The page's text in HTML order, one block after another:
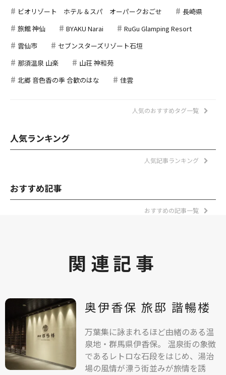
ビオリゾート ホテル＆スパ オーパークおごせ
長崎県
旅館 神仙
BYAKU Narai
RuGu Glamping Resort
雲仙市
セブンスターズリゾート石垣
那須温泉 山楽
山荘 神和苑
北郷 音色香の季 合歓のはな
佳雲
人気のおすすめタグ一覧
人気ランキング
人気記事ランキング
おすすめ記事
おすすめの記事一覧
関連記事
奥伊香保 旅邸 諧暢楼
万葉集に詠まれるほど由緒のある温
泉地・群馬県伊香保。 温泉街の象徴
であるレトロな石段をはじめ、湯治
場の風情が漂う街並みが旅情を誘